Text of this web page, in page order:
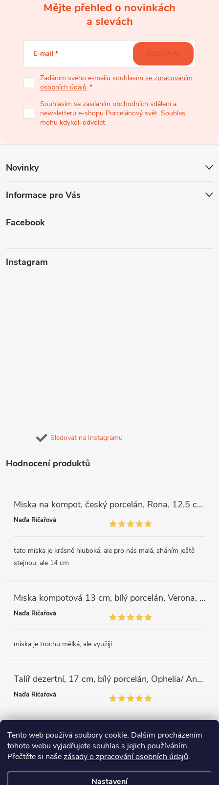
Tento web používá soubory cookie. Dalším procházením
tohoto webu vyjadřujete souhlas s jejich používáním.
Přečtěte si našezásady o zpracování osobních údajů.
Nastavení
í
Mějte přehled o novinkách
a slevách
E-mail
Zadáním svého e-mailu souhlasím se zpracováním
osobních údajů.
Souhlasím se zasíláním obchodních sdělení a
newsletteru e-shopu Porcelánový svět. Souhlas
mohu kdykoli odvolat.
ODEBÍRAT
Novinky
Informace pro Vás
Facebook
Instagram
Sledovat na Instagramu
Hodnocení produktů
Miska na kompot, český porcelán, Rona, 12,5 cm, bílý, G. Benedikt
Naďa Říčařová
tato miska je krásně hluboká, ale pro nás malá, sháním ještě
stejnou, ale 14 cm
Miska kompotová 13 cm, bílý porcelán, Verona, G. Benedikt
Naďa Říčařová
miska je trochu mělká, ale využiji
Talíř dezertní, 17 cm, bílý porcelán, Ophelia/ Angelina, Thun Rulak Zettlitz
Naďa Říčařová
doplnit